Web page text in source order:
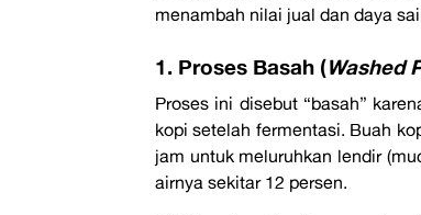
menambah nilai jual dan daya
1. Proses Basah (Washed
Proses ini disebut “basah”
kopi setelah fermentasi. Buah
jam untuk meluruhkan lendir
airnya sekitar 12 persen.